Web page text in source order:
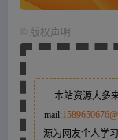
版权声明
本站资源大多
mail:
源为网友个人学